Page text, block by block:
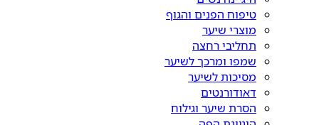
טיפוח הפנים והגוף
מוצרי שיער
תחליבי רחצה
שמפו ומרכך לשיער
מסיכות לשיער
דאודורנטים
הסרת שיער וגילוח